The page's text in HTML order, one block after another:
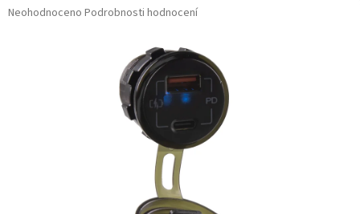
Průměrné
Neohodnoceno Podrobnosti hodnocení